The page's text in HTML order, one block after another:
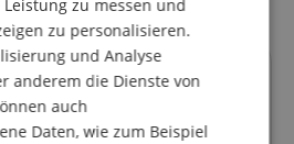
SPANISH
Leistung zu messen und
zu personalisieren.
und Analyse
anderem die Dienste von
auch
Daten, wie zum Beispiel